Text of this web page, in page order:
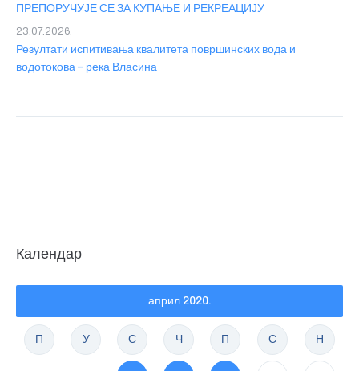
ПРЕПОРУЧУЈЕ СЕ ЗА КУПАЊЕ И РЕКРЕАЦИЈУ
Резултати испитивања квалитета површинских вода и
водотокова – река Власина
23.07.2026.
Календар
април 2020.
П У С Ч П С Н